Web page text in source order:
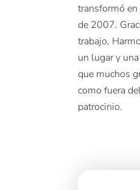
transformó
de 2007.
trabajo,
un lugar y
que muchos
como fuera
patrocinio.